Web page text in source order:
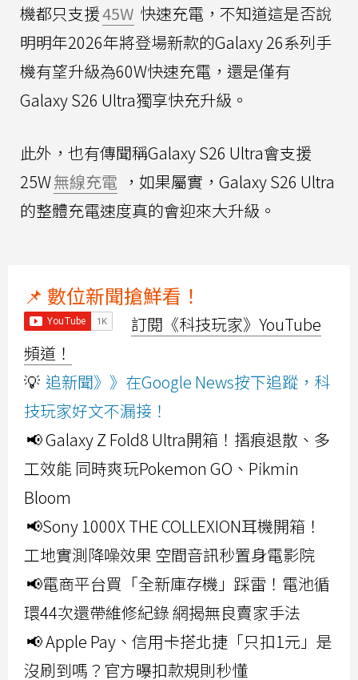
機都只支援45W 快速充電，不知道這是否說
明明年2026年將登場新款的Galaxy 26系列手
機有望升級為60W快速充電，還是僅有
Galaxy S26 Ultra獨享快充升級。
此外，也有傳聞稱Galaxy S26 Ultra會支援
25W無線充電 ，如果屬實，Galaxy S26 Ultra
的整體充電速度真的會迎來大升級。
📌 數位新聞搶鮮看！
訂閱《科技玩家》YouTube
頻道！
💡 追新聞》》在Google News按下追蹤，科
技玩家好文不漏接！
📢 Galaxy Z Fold8 Ultra開箱！摺痕退散、多
工效能 同時爽玩Pokemon GO、Pikmin
Bloom
📢Sony 1000X THE COLLEXION耳機開箱！
工地實測降噪效果 空間音訊秒置身電影院
📢電商平台買「全新庫存機」踩雷！電池循
環44次還帶維修紀錄 網揭無良賣家手法
📢 Apple Pay、信用卡搭北捷「只扣1元」是
沒刷到嗎？官方曝扣款規則秒懂